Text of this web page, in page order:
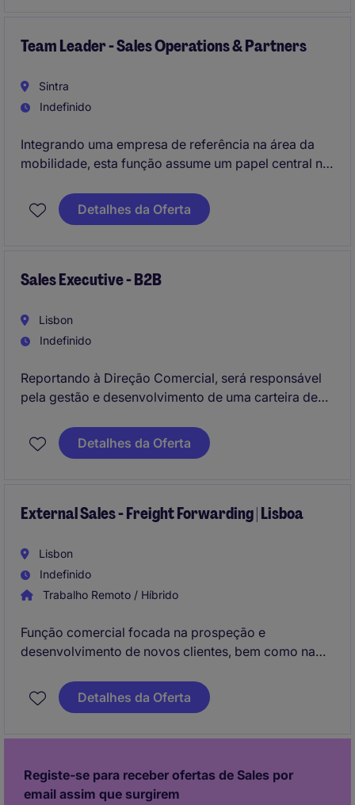
clientes.
Team Leader - Sales Operations & Partners
Sintra
Indefinido
Integrando uma empresa de referência na área da
mobilidade, esta função assume um papel central na
garantindo eficiência operacional, qualidade de
serviço e proximidade com clientes e parceiros. É
ambiente dinâmico e orientado para resultados.
Detalhes da Oferta
Sales Executive - B2B
Lisbon
Indefinido
Reportando à Direção Comercial, será responsável
pela gestão e desenvolvimento de uma carteira de
oportunidades de negócio na região.Terá um papel
ativo na promoção de soluções junto de
acompanhando projetos desde a fase de conceção
Detalhes da Oferta
External Sales - Freight Forwarding | Lisboa
Lisbon
Indefinido
Trabalho Remoto / Híbrido
Função comercial focada na prospeção e
desenvolvimento de novos clientes, bem como na
de freight forwarding. Responsável por identificar
oportunidades, apresentar soluções logísticas e
Detalhes da Oferta
Registe-se para receber ofertas de Sales por
email assim que surgirem